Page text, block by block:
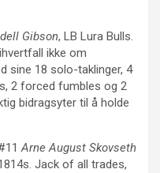
Gibson, LB Lura Bulls.
ikke om
sine 18 solo-taklinger, 4
2 forced fumbles og 2
bidragsyter til å holde
Arne August Skovseth
Jack of all trades,